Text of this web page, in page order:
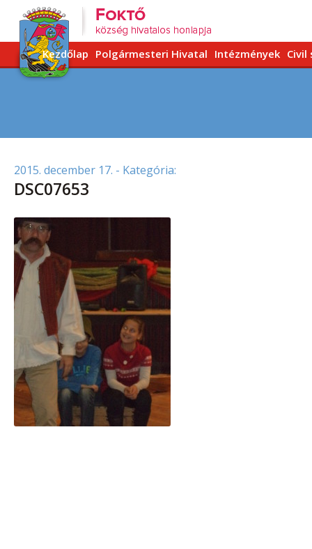
Kezdőlap Polgármesteri Hivatal Intézmények Civil
2015. december 17. - Kategória:
DSC07653